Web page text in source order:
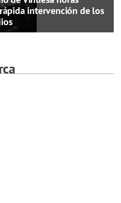
intervención de los